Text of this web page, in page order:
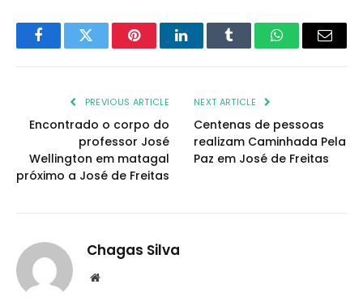
FacebookTwitter PinterestLinkedInTumblr WhatsAppEmail
PREVIOUS ARTICLE
Encontrado o corpo do
professor José
Wellington em matagal
próximo a José de Freitas
NEXT ARTICLE
Centenas de pessoas
realizam Caminhada Pela
Paz em José de Freitas
Chagas Silva
Website